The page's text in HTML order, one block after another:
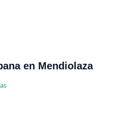
en Mendiolaza